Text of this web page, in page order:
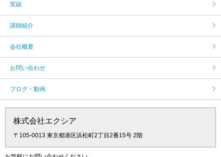
実績
講師紹介
会社概要
お問い合わせ
ブログ・動画
株式会社エクシア
〒105‐0013 東京都港区浜松町2丁目2番15号 2階